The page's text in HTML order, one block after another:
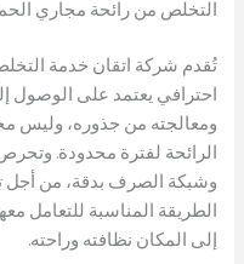
التخلص من رائحة مجاري
تُقدم شركة اتقان خدمة
احترافي يعتمد على الوصول
ومعالجته من جذوره، وليس
الرائحة لفترة محدودة.
وشبكة الصرف بدقة، من أجل
الطريقة المناسبة للتعامل
إلى المكان نظافته وراحته.